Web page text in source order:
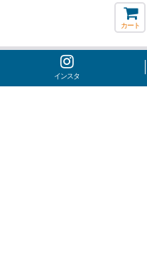
カート
インスタ